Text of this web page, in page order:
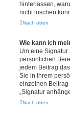
hinterlassen,
nicht löschen
Nach oben
Wie kann ich
Um eine
persönlichen
jedem Beitrag
Sie in Ihrem
einzelnen Beitrag
„Signatur
Nach oben